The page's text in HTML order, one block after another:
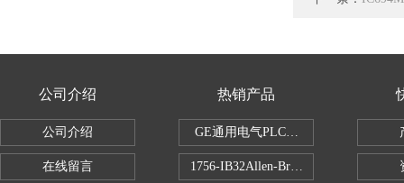
公司介绍
公司介绍
在线留言
热销产品
GE通用电气PLC控制器
1756-IB32Allen-Bradley1756IB32数字